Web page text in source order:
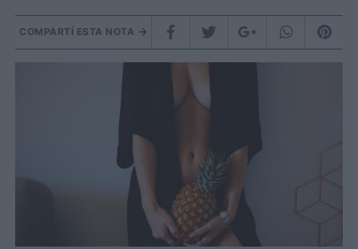
COMPARTÍ ESTA NOTA